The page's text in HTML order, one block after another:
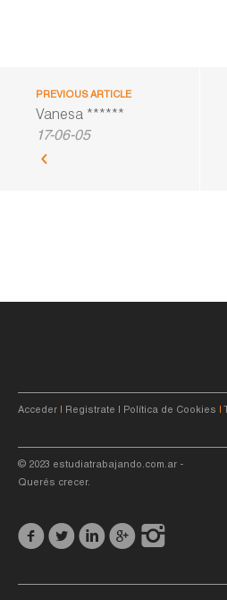
PREVIOUS ARTICLE
Vanesa ******
17-06-05
Acceder Registrate Política de Cookies
© 2023 estudiatrabajando.com.ar -
Querés crecer.